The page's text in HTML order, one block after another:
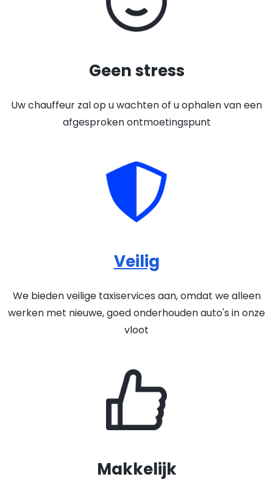
Geen stress
Uw chauffeur zal op u wachten of u ophalen van een
afgesproken ontmoetingspunt
Veilig
We bieden veilige taxiservices aan, omdat we alleen
werken met nieuwe, goed onderhouden auto's in onze
vloot
Makkelijk